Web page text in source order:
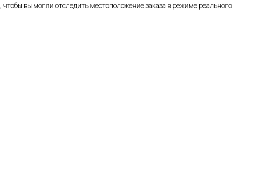
, чтобы вы могли отследить местоположение заказа в режиме реального